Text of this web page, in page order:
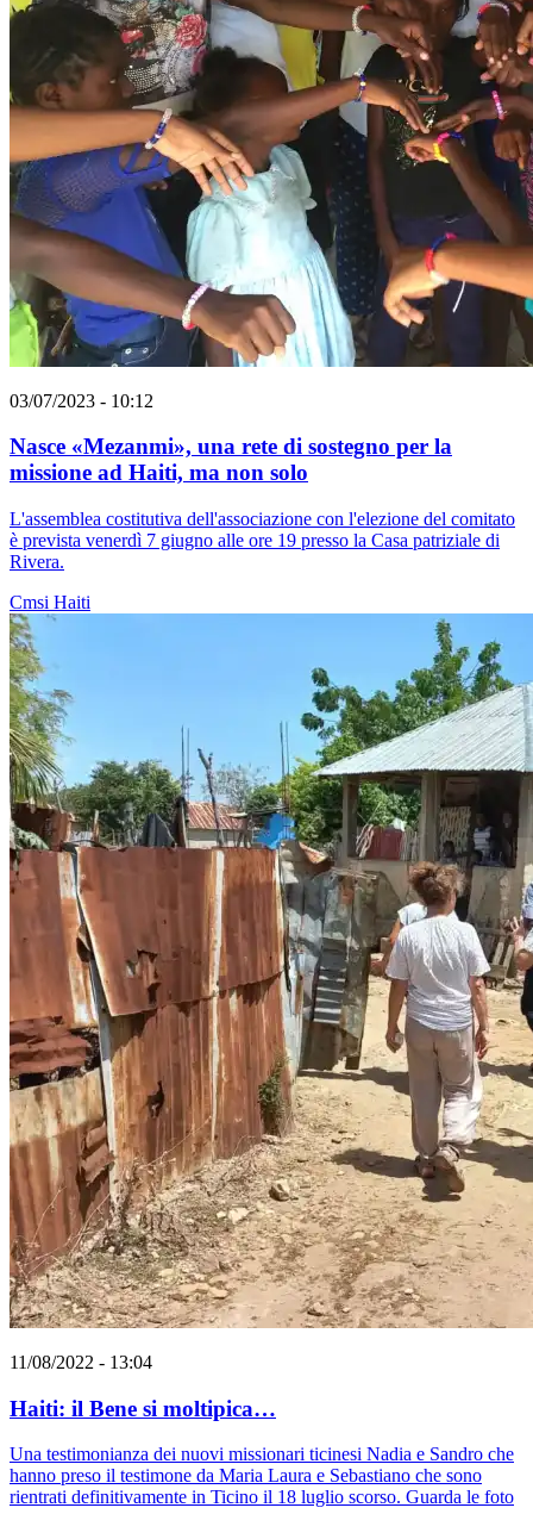
03/07/2023 - 10:12
Nasce «Mezanmi», una rete di sostegno per la
missione ad Haiti, ma non solo
L'assemblea costitutiva dell'associazione con l'elezione del comitato
è prevista venerdì 7 giugno alle ore 19 presso la Casa patriziale di
Rivera.
Cmsi Haiti
11/08/2022 - 13:04
Haiti: il Bene si moltipica…
Una testimonianza dei nuovi missionari ticinesi Nadia e Sandro che
hanno preso il testimone da Maria Laura e Sebastiano che sono
rientrati definitivamente in Ticino il 18 luglio scorso. Guarda le foto